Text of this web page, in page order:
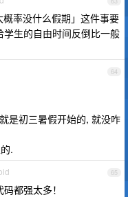
概率没什么假期」这件事要
生的自由时间反倒比一般
64
是初三暑假开始的, 就没咋
.
65
都强太多！